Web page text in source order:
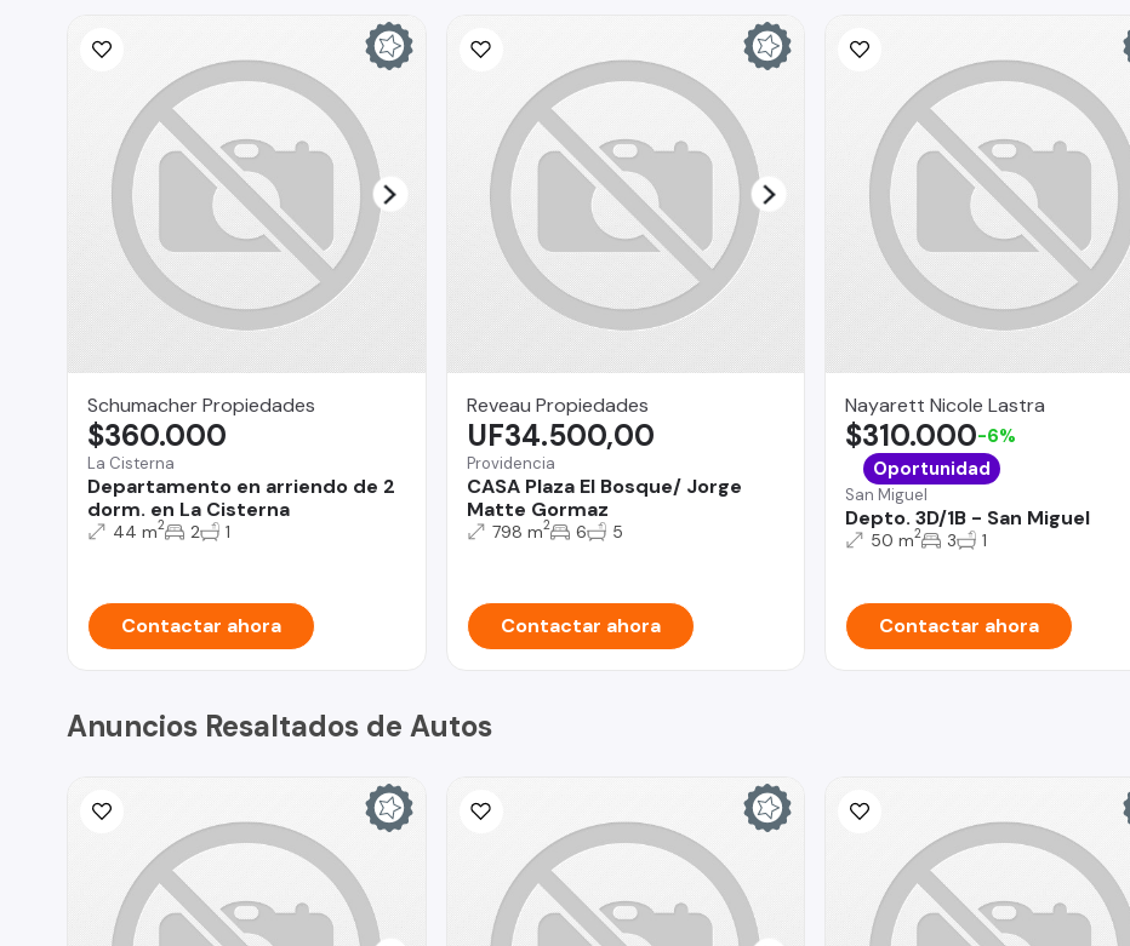
Schumacher Propiedades
La Cisterna
Departamento en arriendo de 2
dorm. en La Cisterna
$360.000
44 m2 2 1
Contactar ahora
Reveau Propiedades
Providencia
CASA Plaza El Bosque/ Jorge
Matte Gormaz
UF34.500,00
798 m2 6 5
Contactar ahora
Nayarett Nicole Lastra
San Miguel
Depto. 3D/1B - San Miguel
$310.000-6%
Oportunidad
50 m2 3 1
Contactar ahora
Anuncios Resaltados de Autos